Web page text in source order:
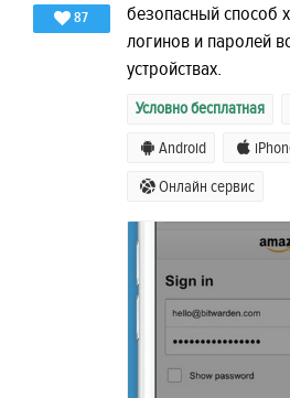
87
безопасный способ
логинов и паролей
устройствах.
Условно бесплатная
Android
Онлайн сервис